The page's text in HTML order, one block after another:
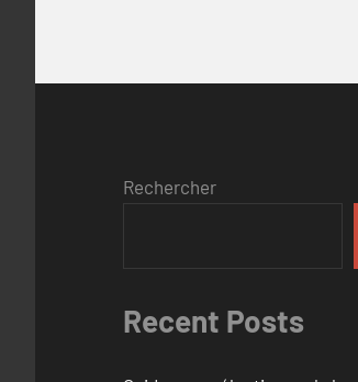
Rechercher
Recent Posts